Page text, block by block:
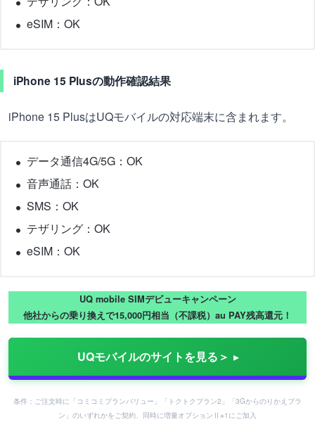
eSIM：OK
iPhone 15 Plusの動作確認結果
iPhone 15 PlusはUQモバイルの対応端末に含まれます。
データ通信4G/5G：OK
音声通話：OK
SMS：OK
テザリング：OK
eSIM：OK
UQ mobile SIMデビューキャンペーン
他社からの乗り換えで15,000円相当（不課税）au PAY残高還元！
UQモバイルのサイトを見る＞
条件：ご注文時に「コミコミプランバリュー」「トクトクプラン2」「3Gからのりかえプラ
ン」のいずれかをご契約、同時に増量オプションⅡ※1にご加入